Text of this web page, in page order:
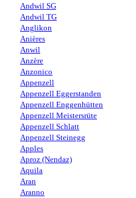
Andwil SG
Andwil TG
Anglikon
Anières
Anwil
Anzère
Anzonico
Appenzell
Appenzell Eggerstanden
Appenzell Enggenhütten
Appenzell Meistersrüte
Appenzell Schlatt
Appenzell Steinegg
Apples
Aproz (Nendaz)
Aquila
Aran
Aranno